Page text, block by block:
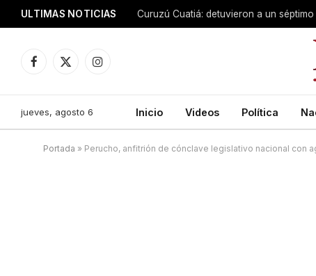
ULTIMAS NOTICIAS
Facebook
X
Instagram
jueves, agosto 6 Inicio Videos Política
Portada » Perucho, anfitrión de cónclave legislativo nacional con